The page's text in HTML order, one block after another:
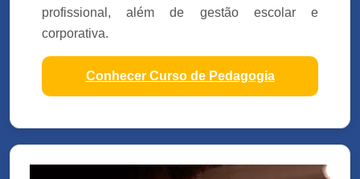
profissional, além de gestão escolar e
corporativa.
Conhecer Curso de Pedagogia